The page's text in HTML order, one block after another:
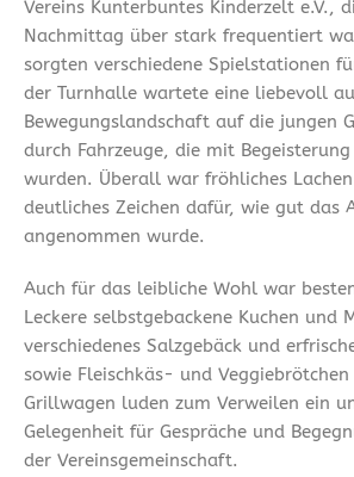
Vereins Kunterbuntes Kinderzelt e.V.,
Nachmittag über stark frequentiert
sorgten verschiedene Spielstationen
der Turnhalle wartete eine liebevoll
Bewegungslandschaft auf die jungen
durch Fahrzeuge, die mit
wurden. Überall war fröhliches
deutliches Zeichen dafür, wie gut das
angenommen wurde.
Auch für das leibliche Wohl war
Leckere selbstgebackene Kuchen und
verschiedenes Salzgebäck und
sowie Fleischkäs- und
Grillwagen luden zum Verweilen ein
Gelegenheit für Gespräche und
der Vereinsgemeinschaft.